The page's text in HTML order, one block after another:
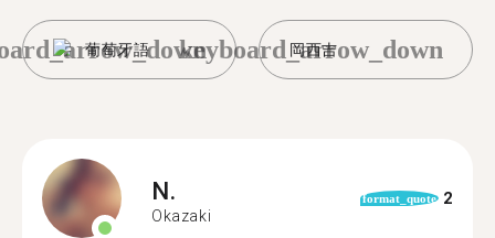
葡萄牙語 岡西吉
keyboard_arrow_down
N.
Okazaki
format_quote 2